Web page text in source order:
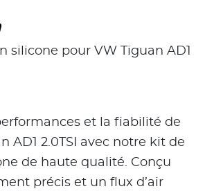
silicone pour VW Tiguan AD1
et la fiabilité de
AD1 2.0TSI avec notre kit de
de haute qualité. Conçu
précis et un flux d’air